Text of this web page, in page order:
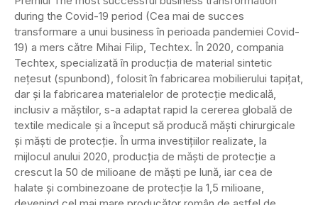
during the Covid-19 period (Cea mai de succes
transformare a unui business în perioada pandemiei Covid-
19) a mers către Mihai Filip, Techtex. În 2020, compania
Techtex, specializată în producția de material sintetic
nețesut (spunbond), folosit în fabricarea mobilierului tapițat,
dar și la fabricarea materialelor de protecție medicală,
inclusiv a măștilor, s-a adaptat rapid la cererea globală de
textile medicale și a început să producă măști chirurgicale
și măști de protecție. În urma investițiilor realizate, la
mijlocul anului 2020, producția de măști de protecție a
crescut la 50 de milioane de măști pe lună, iar cea de
halate și combinezoane de protecție la 1,5 milioane,